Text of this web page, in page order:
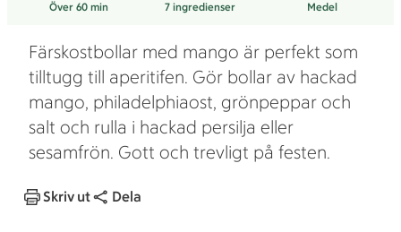
Över 60 min 7ingredienser Medel
Färskostbollar med mango är perfekt som
tilltugg till aperitifen. Gör bollar av hackad
mango, philadelphiaost, grönpeppar och
salt och rulla i hackad persilja eller
sesamfrön. Gott och trevligt på festen.
Skriv ut Dela